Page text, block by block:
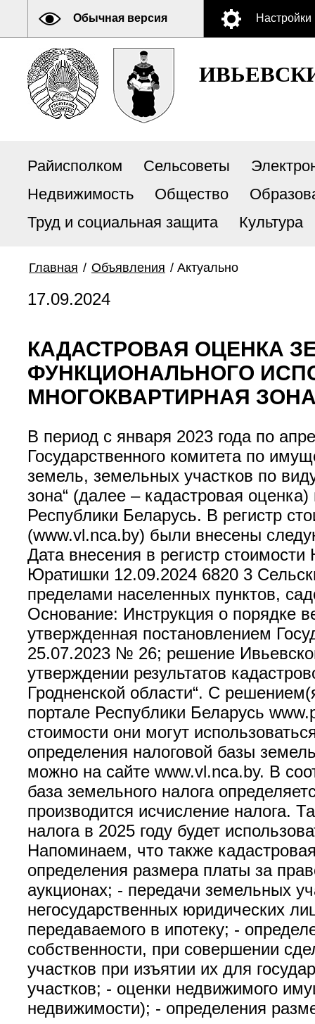
Обычная версия Настройки
Райисполком Сельсоветы
Недвижимость
Общество
Труд и социальная защита
Культура
Главная / Объявления / Актуально
17.09.2024
КАДАСТРОВАЯ ОЦЕНКА
ФУНКЦИОНАЛЬНОГО
МНОГОКВАРТИРНАЯ
В период с января 2023 года по
Государственного комитета по
земель, земельных участков по
зона“ (далее – кадастровая
Республики Беларусь. В регистр
(www.vl.nca.by) были внесены
Дата внесения в регистр
Юратишки 12.09.2024 6820 3
пределами населенных пунктов,
Основание: Инструкция о порядке
утвержденная постановлением
25.07.2023 № 26; решение
утверждении результатов
Гродненской области“. С
портале Республики Беларусь
стоимости они могут
определения налоговой базы
можно на сайте www.vl.nca.by. В
база земельного налога
производится исчисление налога.
налога в 2025 году будет
Напоминаем, что также
определения размера платы за
аукционах; - передачи земельных
негосударственных юридических
передаваемого в ипотеку; -
собственности, при совершении
участков при изъятии их для
участков; - оценки недвижимого
недвижимости); - определения